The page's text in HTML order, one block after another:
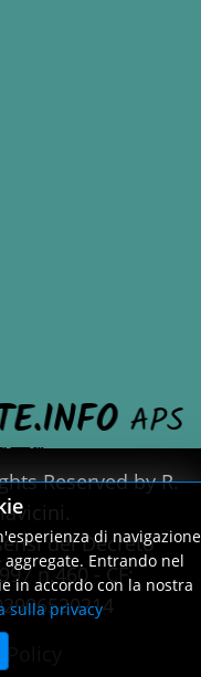
Reserved by R.
del Decreto
n.460 - CF:
di navigazione
Entrando nel
in accordo con la nostra
sulla privacy